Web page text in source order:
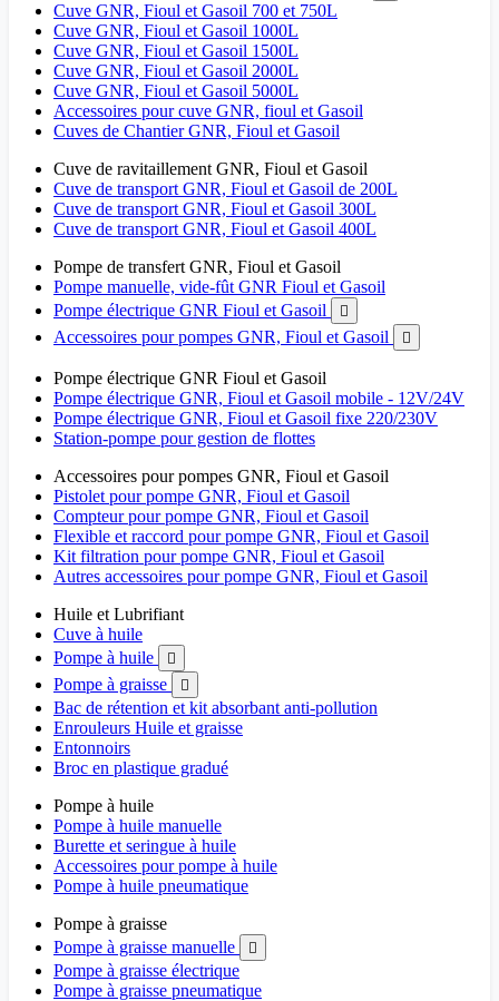
Cuve GNR, Fioul et Gasoil 700 et 750L
Cuve GNR, Fioul et Gasoil 1000L
Cuve GNR, Fioul et Gasoil 1500L
Cuve GNR, Fioul et Gasoil 2000L
Cuve GNR, Fioul et Gasoil 5000L
Accessoires pour cuve GNR, fioul et Gasoil
Cuves de Chantier GNR, Fioul et Gasoil
Cuve de ravitaillement GNR, Fioul et Gasoil
Cuve de transport GNR, Fioul et Gasoil de 200L
Cuve de transport GNR, Fioul et Gasoil 300L
Cuve de transport GNR, Fioul et Gasoil 400L
Pompe de transfert GNR, Fioul et Gasoil
Pompe manuelle, vide-fût GNR Fioul et Gasoil
Pompe électrique GNR Fioul et Gasoil

Accessoires pour pompes GNR, Fioul et Gasoil 
Pompe électrique GNR Fioul et Gasoil
Pompe électrique GNR, Fioul et Gasoil mobile - 12V/24V
Pompe électrique GNR, Fioul et Gasoil fixe 220/230V
Station-pompe pour gestion de flottes
Accessoires pour pompes GNR, Fioul et Gasoil
Pistolet pour pompe GNR, Fioul et Gasoil
Compteur pour pompe GNR, Fioul et Gasoil
Flexible et raccord pour pompe GNR, Fioul et Gasoil
Kit filtration pour pompe GNR, Fioul et Gasoil
Autres accessoires pour pompe GNR, Fioul et Gasoil
Huile et Lubrifiant
Cuve à huile
Pompe à huile

Pompe à graisse 
Bac de rétention et kit absorbant anti-pollution
Enrouleurs Huile et graisse
Entonnoirs
Broc en plastique gradué
Pompe à huile
Pompe à huile manuelle
Burette et seringue à huile
Accessoires pour pompe à huile
Pompe à huile pneumatique
Pompe à graisse
Pompe à graisse manuelle

Pompe à graisse électrique
Pompe à graisse pneumatique